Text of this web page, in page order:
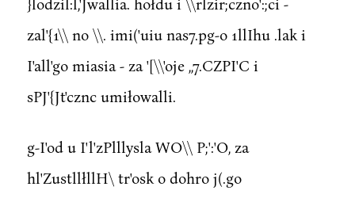
zal'{1\\ no \\. imi('uiu nas7.pg-o 1llIhu .lak i
I'all'go miasia - za '[\\'oje ,,7.CZPI'C i
sPJ'{Jt'cznc umiłowalli.
g-I'od u I'l'zPlllysla WO\\ P;':'O, za
hl'ZustllłllH\ tr'osk o dohro j(.go